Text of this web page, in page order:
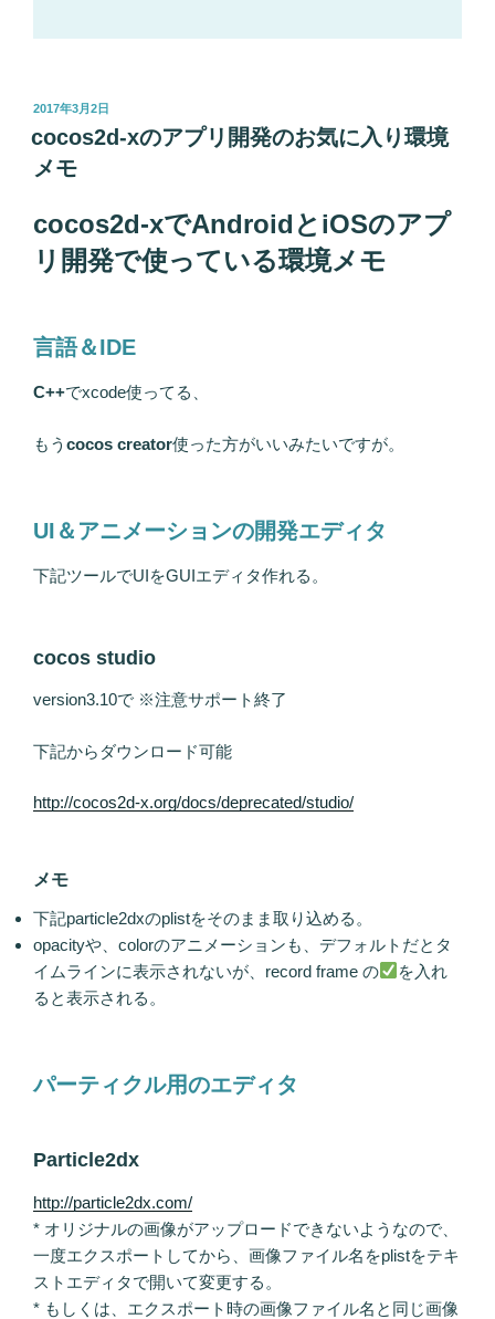
投
日:
2017年3月2日
cocos2d-xのアプリ開発のお気に入り環境
メモ
cocos2d-xでAndroidとiOSのアプ
リ開発で使っている環境メモ
言語＆IDE
C++でxcode使ってる、
もう cocos creator使った方がいいみたいですが。
UI＆アニメーションの開発エディタ
下記ツールでUIをGUIエディタ作れる。
cocos studio
version3.10で ※注意サポート終了
下記からダウンロード可能
http://cocos2d-x.org/docs/deprecated/studio/
メモ
下記particle2dxのplistをそのまま取り込める。
opacityや、colorのアニメーションも、デフォルトだとタ
イムラインに表示されないが、record frame の
を入れ
ると表示される。
パーティクル用のエディタ
Particle2dx
http://particle2dx.com/
* オリジナルの画像がアップロードできないようなので、
一度エクスポートしてから、画像ファイル名をplistをテキ
ストエディタで開いて変更する。
* もしくは、エクスポート時の画像ファイル名と同じ画像